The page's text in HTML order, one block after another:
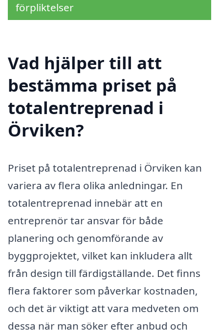
förpliktelser
Vad hjälper till att
bestämma priset på
totalentreprenad i
Örviken?
Priset på totalentreprenad i Örviken kan
variera av flera olika anledningar. En
totalentreprenad innebär att en
entreprenör tar ansvar för både
planering och genomförande av
byggprojektet, vilket kan inkludera allt
från design till färdigställande. Det finns
flera faktorer som påverkar kostnaden,
och det är viktigt att vara medveten om
dessa när man söker efter anbud och